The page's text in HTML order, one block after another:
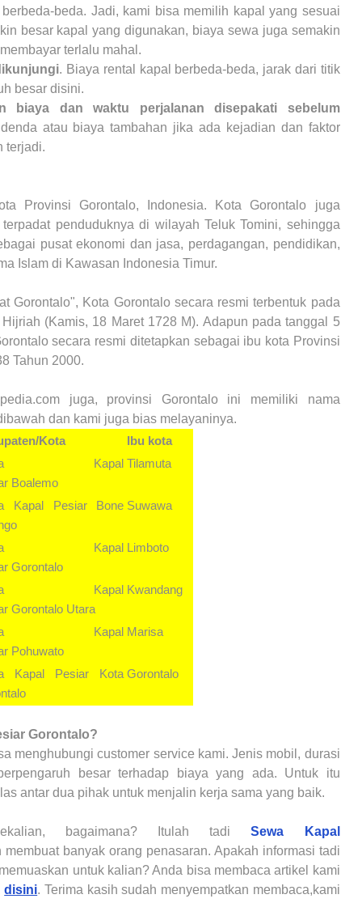
beda. Jadi, kami bisa memilih kapal yang sesuai
besar kapal yang digunakan, biaya sewa juga semakin
terlalu mahal.
. Biaya rental kapal berbeda-beda, jarak dari titik
besar disini.
biaya dan waktu perjalanan disepakati sebelum
atau biaya tambahan jika ada kejadian dan faktor
terjadi.
Provinsi Gorontalo, Indonesia. Kota Gorontalo juga
penduduknya di wilayah Teluk Tomini, sehingga
pusat ekonomi dan jasa, perdagangan, pendidikan,
Islam di Kawasan Indonesia Timur.
Gorontalo", Kota Gorontalo secara resmi terbentuk pada
(Kamis, 18 Maret 1728 M). Adapun pada tanggal 5
secara resmi ditetapkan sebagai ibu kota Provinsi
Tahun 2000.
juga, provinsi Gorontalo ini memiliki nama
dan kami juga bias melayaninya.
Kota
Ibu kota
Kapal
Boalemo
Tilamuta
Kapal Pesiar
Bone Suwawa
Kapal
Gorontalo
Limboto
Kapal
Gorontalo Utara
Kwandang
Kapal
Pohuwato
Marisa
Kapal Pesiar
Kota Gorontalo
Gorontalo?
menghubungi customer service kami. Jenis mobil, durasi
besar terhadap biaya yang ada. Untuk itu
antar dua pihak untuk menjalin kerja sama yang baik.
bagaimana? Itulah tadiSewa Kapal
banyak orang penasaran. Apakah informasi tadi
untuk kalian? Anda bisa membaca artikel kami
disini. Terima kasih sudah menyempatkan membaca,kami